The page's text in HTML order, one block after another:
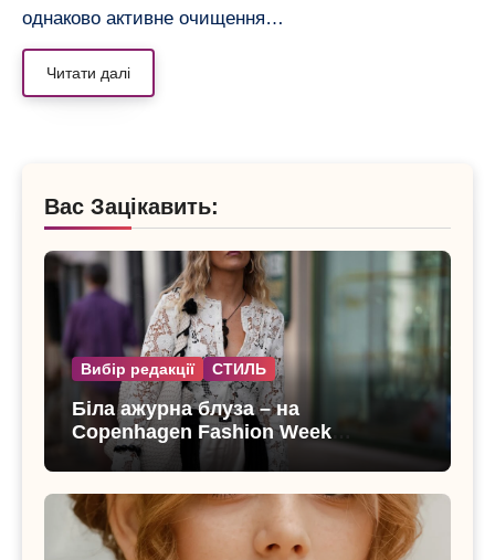
однаково активне очищення…
Читати далі
Вас Зацікавить:
Вибір редакції СТИЛЬ
Біла ажурна блуза – на
Copenhagen Fashion Week
показали тренд цього літа